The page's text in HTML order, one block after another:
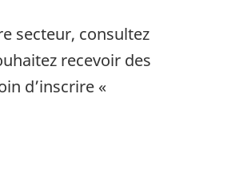
secteur, consultez
recevoir des
d’inscrire «